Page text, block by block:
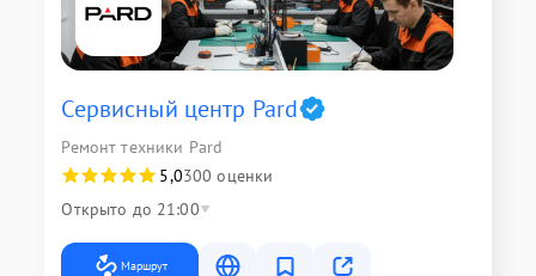
Сервисный центр Pard
Ремонт техники Pard
5,0300 оценки
Открыто до 21:00
Маршрут